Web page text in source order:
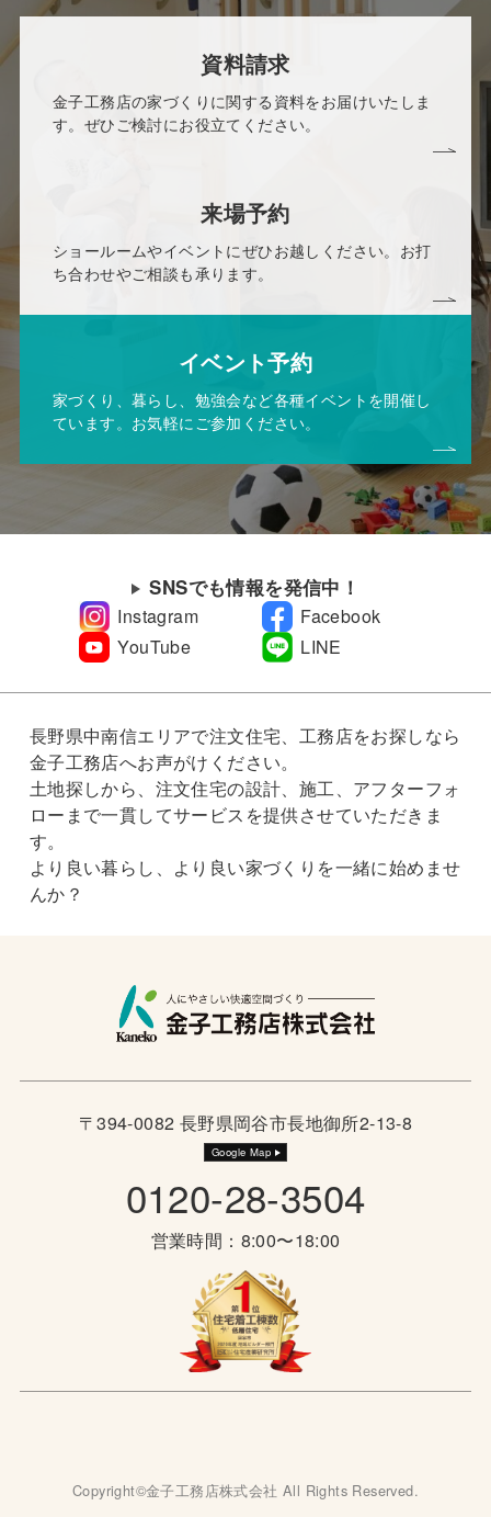
資料請求
金子工務店の家づくりに関する資料をお届けいたしま
す。ぜひご検討にお役立てください。
来場予約
ショールームやイベントにぜひお越しください。お打
ち合わせやご相談も承ります。
イベント予約
家づくり、暮らし、勉強会など各種イベントを開催し
ています。お気軽にご参加ください。
SNSでも情報を発信中！
Instagram
Facebook
YouTube
LINE
長野県中南信エリアで注文住宅、工務店をお探しなら
金子工務店へお声がけください。
土地探しから、注文住宅の設計、施工、アフターフォ
ローまで一貫してサービスを提供させていただきま
す。
より良い暮らし、より良い家づくりを一緒に始めませ
んか？
〒394-0082 長野県岡谷市長地御所2-13-8
Google Map
0120-28-3504
営業時間：8:00〜18:00
Copyright©金子工務店株式会社 All Rights Reserved.